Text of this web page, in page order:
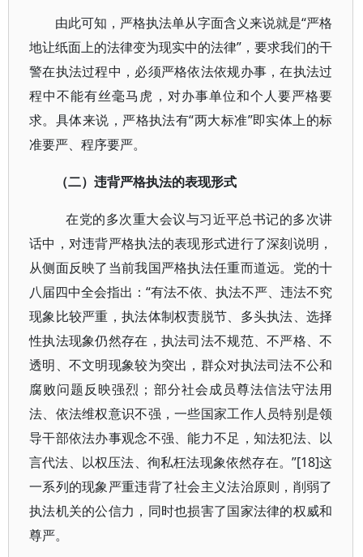
由此可知，严格执法单从字面含义来说就是“严格
地让纸面上的法律变为现实中的法律”，要求我们的干
警在执法过程中，必须严格依法依规办事，在执法过
程中不能有丝毫马虎，对办事单位和个人要严格要
求。具体来说，严格执法有“两大标准”即实体上的标
准要严、程序要严。
（二）违背严格执法的表现形式
在党的多次重大会议与习近平总书记的多次讲
话中，对违背严格执法的表现形式进行了深刻说明，
从侧面反映了当前我国严格执法任重而道远。党的十
八届四中全会指出：“有法不依、执法不严、违法不究
现象比较严重，执法体制权责脱节、多头执法、选择
性执法现象仍然存在，执法司法不规范、不严格、不
透明、不文明现象较为突出，群众对执法司法不公和
腐败问题反映强烈；部分社会成员尊法信法守法用
法、依法维权意识不强，一些国家工作人员特别是领
导干部依法办事观念不强、能力不足，知法犯法、以
言代法、以权压法、徇私枉法现象依然存在。”[18]这
一系列的现象严重违背了社会主义法治原则，削弱了
执法机关的公信力，同时也损害了国家法律的权威和
尊严。